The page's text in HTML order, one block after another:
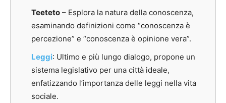
Teeteto – Esplora la natura della conoscenza,
esaminando definizioni come “conoscenza è
percezione” e “conoscenza è opinione vera”.
Leggi: Ultimo e più lungo dialogo, propone un
sistema legislativo per una città ideale,
enfatizzando l’importanza delle leggi nella vita
sociale.